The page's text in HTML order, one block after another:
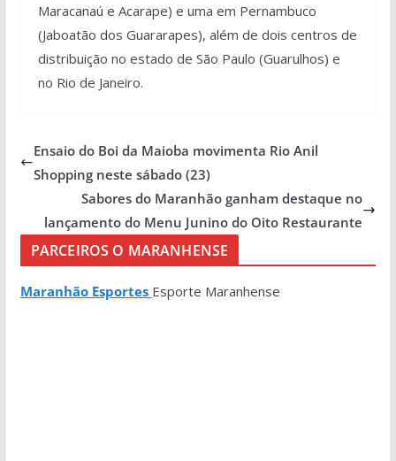
Maracanaú e Acarape) e uma em Pernambuco
(Jaboatão dos Guararapes), além de dois centros de
distribuição no estado de São Paulo (Guarulhos) e
no Rio de Janeiro.
Ensaio do Boi da Maioba movimenta Rio Anil
Shopping neste sábado (23)
Sabores do Maranhão ganham destaque no
lançamento do Menu Junino do Oito Restaurante
PARCEIROS O MARANHENSE
Maranhão Esportes Esporte Maranhense